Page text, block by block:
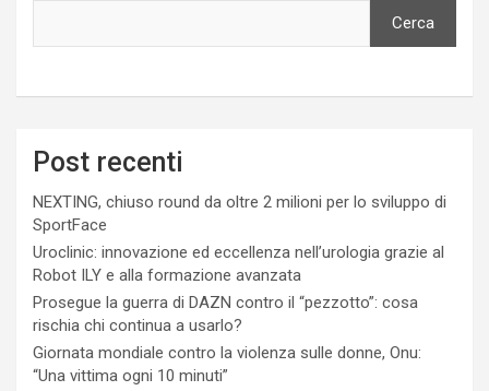
Cerca
Post recenti
NEXTING, chiuso round da oltre 2 milioni per lo sviluppo di
SportFace
Uroclinic: innovazione ed eccellenza nell’urologia grazie al
Robot ILY e alla formazione avanzata
Prosegue la guerra di DAZN contro il “pezzotto”: cosa
rischia chi continua a usarlo?
Giornata mondiale contro la violenza sulle donne, Onu:
“Una vittima ogni 10 minuti”